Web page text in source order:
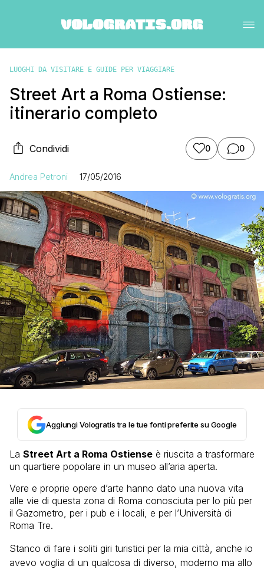
LUOGHI DA VISITARE E GUIDE PER VIAGGIARE
Street Art a Roma Ostiense:
itinerario completo
Condividi 0 0
Andrea Petroni 17/05/2016
Aggiungi Vologratis tra le tue fonti preferite su Google
La Street Art a Roma Ostiense è riuscita a trasformare
un quartiere popolare in un museo all’aria aperta.
Vere e proprie opere d’arte hanno dato una nuova vita
alle vie di questa zona di Roma conosciuta per lo più per
il Gazometro, per i pub e i locali, e per l’Università di
Roma Tre.
Stanco di fare i soliti giri turistici per la mia città, anche io
avevo voglia di un qualcosa di diverso, moderno ma allo